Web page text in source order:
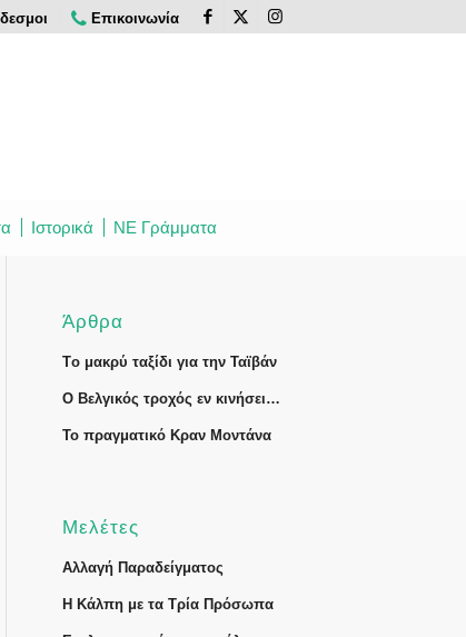
Επικοινωνία
Ιστορικά ΝΕ Γράμματα
Άρθρα
Tο μακρύ ταξίδι για την Ταϊβάν
Ο Βελγικός τροχός εν κινήσει…
Το πραγματικό Κραν Μοντάνα
Μελέτες
Αλλαγή Παραδείγματος
Η Κάλπη με τα Τρία Πρόσωπα